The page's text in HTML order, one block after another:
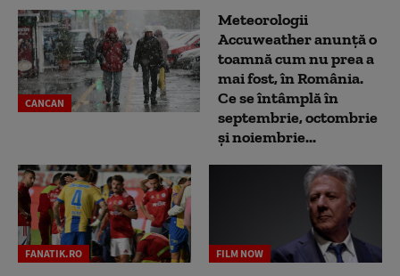
CANCAN
Meteorologii
Accuweather anunță o
toamnă cum nu prea a
mai fost, în România.
Ce se întâmplă în
septembrie, octombrie
și noiembrie...
FANATIK.RO FILM NOW